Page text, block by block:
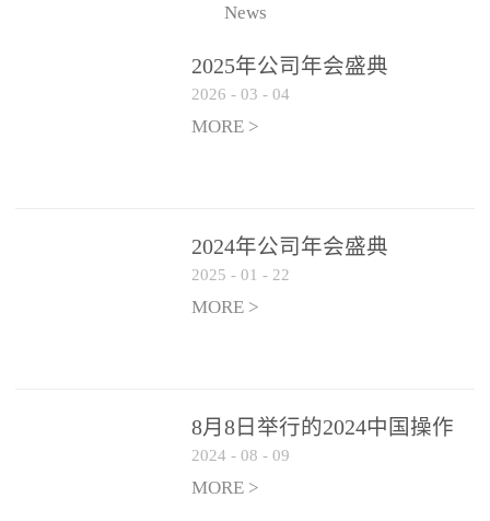
News
2025年公司年会盛典
2026 - 03 - 04
MORE >
2024年公司年会盛典
2025 - 01 - 22
MORE >
8月8日举行的2024中国操作
系统产业大会渠道论坛，科
网通荣获区域营销优质伙伴
2024 - 08 - 09
MORE >